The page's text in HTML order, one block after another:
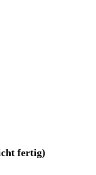
fertig)